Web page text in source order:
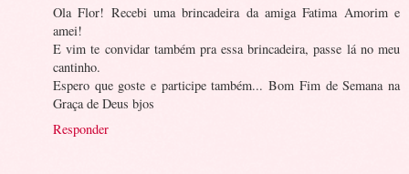
Ola Flor! Recebi uma brincadeira da amiga Fatima Amorim e
amei!
E vim te convidar também pra essa brincadeira, passe lá no meu
cantinho.
Espero que goste e participe também... Bom Fim de Semana na
Graça de Deus bjos
Responder